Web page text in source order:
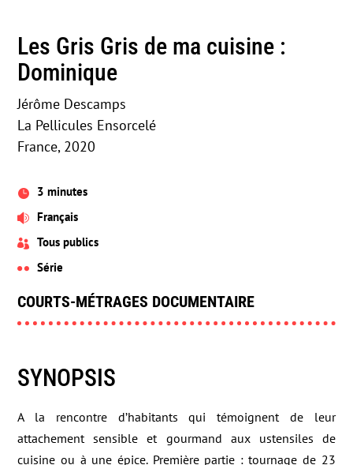
Les Gris Gris de ma cuisine :
Dominique
Jérôme Descamps
La Pellicules Ensorcelé
France, 2020
 3 minutes
 Français
 Tous publics
 Série
COURTS-MÉTRAGES DOCUMENTAIRE
SYNOPSIS
A la rencontre d’habitants qui témoignent de leur
attachement sensible et gourmand aux ustensiles de
cuisine ou à une épice. Première partie : tournage de 23